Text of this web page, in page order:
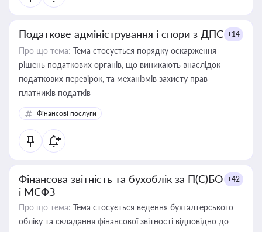
Податкове адміністрування і спори з ДПС +14
Про що тема: Тема стосується порядку оскарження
рішень податкових органів, що виникають внаслідок
податкових перевірок, та механізмів захисту прав
платників податків
Фінансові послуги
Фінансова звітність та бухоблік за П(С)БО
і МСФЗ
+42
Про що тема: Тема стосується ведення бухгалтерського
обліку та складання фінансової звітності відповідно до